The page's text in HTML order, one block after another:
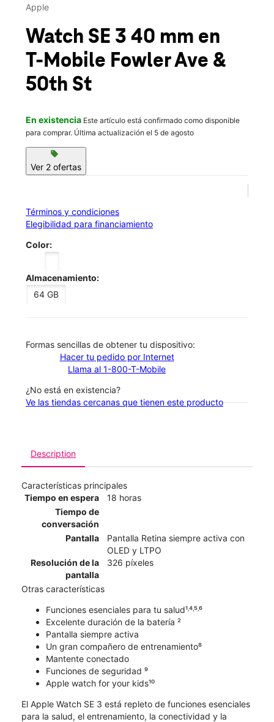
Lun.:
location_on
5006 East Fowler Avenue Suite G Tampa, FL 33617
Apple
Watch SE 3 40 mm en
T-Mobile Fowler Ave &
50th St
En existencia Este artículo está confirmado como disponible
para comprar. Última actualización el 5 de agosto
sell
Ver 2 ofertas
Términos y condiciones
Elegibilidad para financiamiento
Color:
Almacenamiento:
64 GB
​​​​​​​Formas sencillas de obtener tu dispositivo:
Hacer tu pedido por Internet
Llama al 1-800-T-Mobile
¿No está en existencia?
Ve las tiendas cercanas que tienen este producto
Description
Características principales
Tiempo en espera
18 horas
Tiempo de
conversación
Pantalla
Pantalla Retina siempre activa con
OLED y LTPO
Resolución de la
pantalla
326 píxeles
Otras características
Funciones esenciales para tu salud¹˒⁴˒⁵˒⁶
Excelente duración de la batería ²
Pantalla siempre activa
Un gran compañero de entrenamiento⁸
Mantente conectado
Funciones de seguridad ⁹
Apple watch for your kids¹⁰
El Apple Watch SE 3 está repleto de funciones esenciales
para la salud, el entrenamiento, la conectividad y la